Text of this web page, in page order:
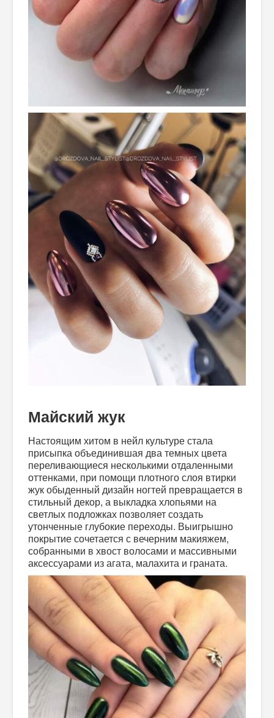
Майский жук
Настоящим хитом в нейл культуре стала
присыпка объединившая два темных цвета
переливающиеся несколькими отдаленными
оттенками, при помощи плотного слоя втирки
жук обыденный дизайн ногтей превращается в
стильный декор, а выкладка хлопьями на
светлых подложках позволяет создать
утонченные глубокие переходы. Выигрышно
покрытие сочетается с вечерним макияжем,
собранными в хвост волосами и массивными
аксессуарами из агата, малахита и граната.